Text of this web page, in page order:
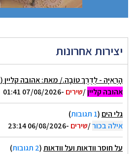
יצירות אחרונות
הָרְאִיָּה - לְדֶרֶךְ טוֹבָה./ מאת: אהובה קליין (c)
אהובה קליין/שירים -07/08/2026 01:41
גלי הים (1 תגובות
)
אילה בכור/שירים -06/08/2026 23:14
על חוסר וודאות ועל וודאות(2 תגובות
)